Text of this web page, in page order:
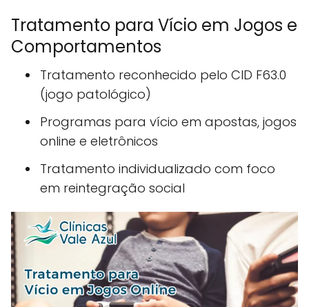
Tratamento para Vício em Jogos e
Comportamentos
Tratamento reconhecido pelo CID F63.0
(jogo patológico)
Programas para vício em apostas, jogos
online e eletrônicos
Tratamento individualizado com foco
em reintegração social